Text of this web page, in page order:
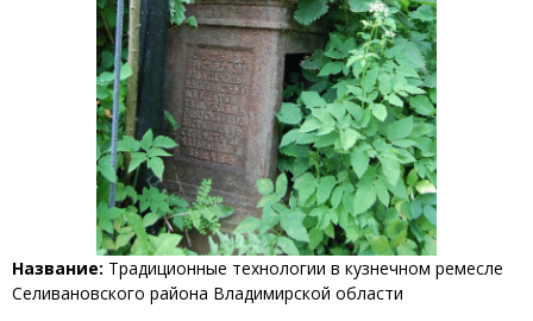
Название: Традиционные технологии в кузнечном ремесле
Селивановского района Владимирской области